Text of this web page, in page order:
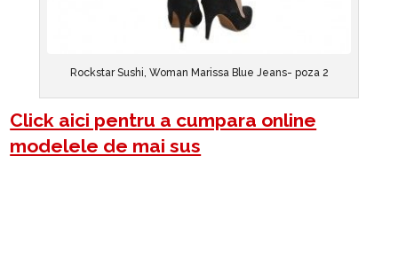
Rockstar Sushi, Woman Marissa Blue Jeans- poza 2
Click aici pentru a cumpara online
modelele de mai sus